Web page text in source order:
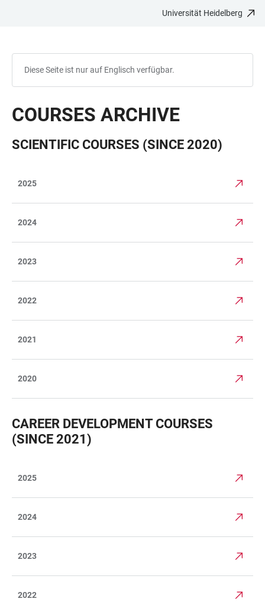
Universität Heidelberg
Diese Seite ist nur auf Englisch verfügbar.
COURSES ARCHIVE
SCIENTIFIC COURSES (SINCE 2020)
2025
2024
2023
2022
2021
2020
CAREER DEVELOPMENT COURSES
(SINCE 2021)
2025
2024
2023
2022